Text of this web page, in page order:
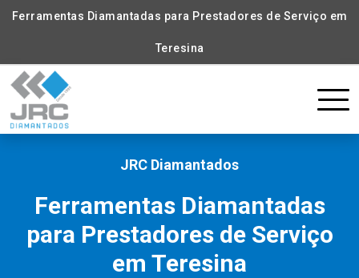
Ferramentas Diamantadas para Prestadores de Serviço em
Teresina
JRC Diamantados
Ferramentas Diamantadas
para Prestadores de Serviço
em Teresina